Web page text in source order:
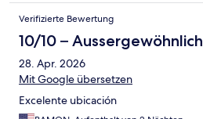
Verifizierte Bewertung
10/10 – Aussergewöhnlich
28. Apr. 2026
Mit Google übersetzen
Excelente ubicación